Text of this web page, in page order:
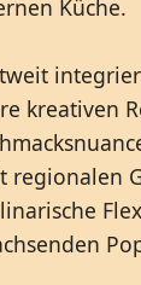
Küche.
kreativen
regionalen